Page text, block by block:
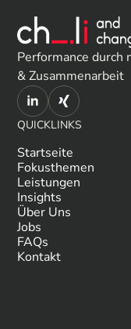
Performance durch
& Zusammenarbeit
QUICKLINKS
Startseite
Fokusthemen
Leistungen
Insights
Über Uns
Jobs
FAQs
Kontakt